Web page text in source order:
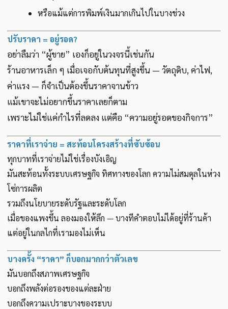
หรือแม้แต่การพิมพ์เงินมากเกินไปในบางช่วง
ปรับราคา = อยู่รอด?
อย่าลืมว่า “ผู้ขาย” เองก็อยู่ในวงจรนี้เช่นกัน
ร้านอาหารเล็ก ๆ เมื่อเจอกับต้นทุนที่สูงขึ้น — วัตถุดิบ, ค่าไฟ,
ค่าแรง — ก็จำเป็นต้องขึ้นราคาจานข้าว
แม้เขาจะไม่อยากขึ้นราคาเลยก็ตาม
เพราะไม่ใช่แค่กำไรที่ลดลง แต่คือ “ความอยู่รอดของกิจการ”
ราคาที่เราจ่าย = สะท้อนโครงสร้างที่ซับซ้อน
ทุกบาทที่เราจ่ายไม่ใช่เรื่องบังเอิญ
มันสะท้อนทั้งระบบเศรษฐกิจ ทิศทางของโลก ความไม่สมดุลในห่วง
โซ่การผลิต
รวมถึงนโยบายระดับรัฐและระดับโลก
เมื่อของแพงขึ้น ลองมองให้ลึก — บางทีคำตอบไม่ได้อยู่ที่ร้านค้า
แต่อยู่ในกลไกที่เรามองไม่เห็น
บางครั้ง “ราคา” ก็บอกมากกว่าตัวเลข
มันบอกถึงสภาพเศรษฐกิจ
บอกถึงพลังต่อรองของแต่ละฝ่าย
บอกถึงความเปราะบางของระบบ